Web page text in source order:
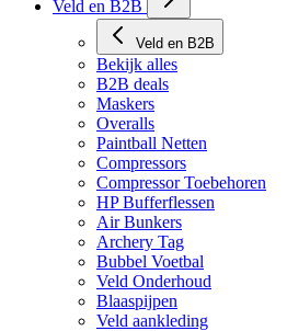
Veld en B2B
Veld en B2B
Bekijk alles
B2B deals
Maskers
Overalls
Paintball Netten
Compressors
Compressor Toebehoren
HP Bufferflessen
Air Bunkers
Archery Tag
Bubbel Voetbal
Veld Onderhoud
Blaaspijpen
Veld aankleding